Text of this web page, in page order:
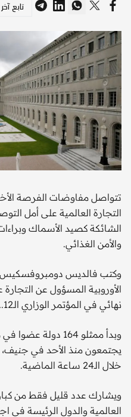
تابع
تتواصل مفاوضات الفرصة
التجارة العالمية على أمل
والأمن الغذائي.
وكتب فالديس دومبروفسكيس
الأوروبية المسؤول عن
نهائي في المؤتمر الوزاري الـ12... نقترب منه".
وبدأ ممثلو 164
يجتمعون منذ الأحد في
خلال الـ24 ساعة الماضية.
ويشارك عدد قليل فقط من
العالمية والدول الرئيسة